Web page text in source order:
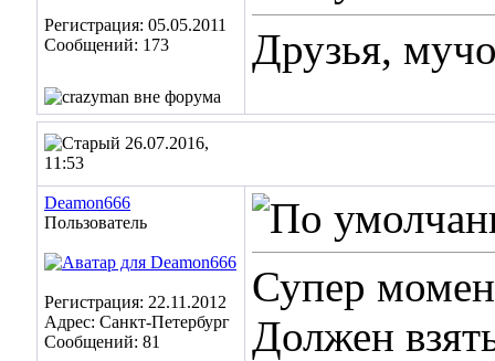
Регистрация: 05.05.2011
Сообщений: 173
Друзья,
26.07.2016,
11:53
Deamon666
Пользователь
Регистрация: 22.11.2012
Адрес: Санкт-Петербург
Сообщений: 81
Супер
Должен